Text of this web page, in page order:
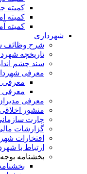
کمیته
کمیته
کمیته
شهرداری
شرح وظائف
تاریخچه
سند چشم
معرفی
معرفی
معرفی
معرفی
منشور
چارت
گزارشات
افتخارات
ارتباط با
بخشنامه
بخشنامه بوجه